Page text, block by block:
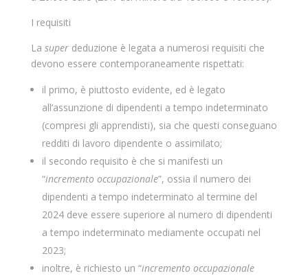
I requisiti
La superdeduzione è legata a numerosi requisiti che
devono essere contemporaneamente rispettati:
il primo, è piuttosto evidente, ed è legato
all’assunzione di dipendenti a tempo indeterminato
(compresi gli apprendisti), sia che questi conseguano
redditi di lavoro dipendente o assimilato;
il secondo requisito è che si manifesti un
“incremento occupazionale”, ossia il numero dei
dipendenti a tempo indeterminato al termine del
2024 deve essere superiore al numero di dipendenti
a tempo indeterminato mediamente occupati nel
2023;
inoltre, è richiesto un “incremento occupazionale